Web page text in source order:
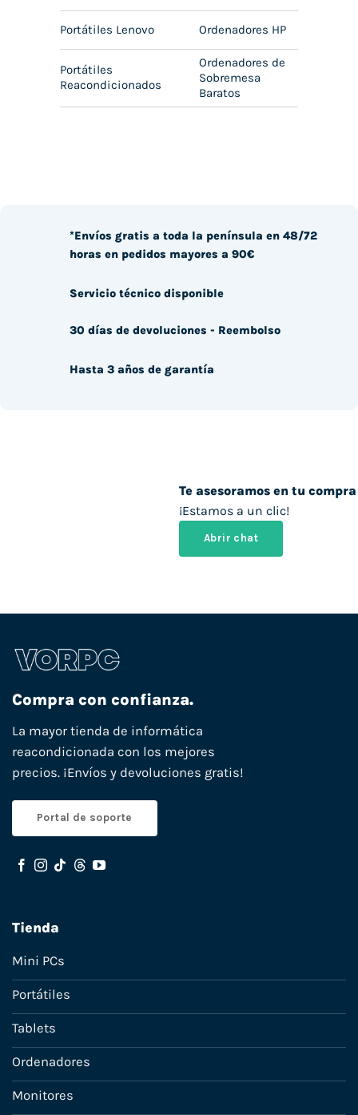
Portátiles Lenovo Ordenadores HP
Portátiles
Reacondicionados
Ordenadores de
Sobremesa
Baratos
Te asesoramos en tu compra
¡Estamos a un clic!
Abrir chat
*Envíos gratis a toda la península en 48/72
horas en pedidos mayores a 90€
Servicio técnico disponible
30 días de devoluciones - Reembolso
Hasta 3 años de garantía
Compra con confianza.
La mayor tienda de informática
reacondicionada con los mejores
precios. ¡Envíos y devoluciones gratis!
Portal de soporte
Tienda
Mini PCs
Portátiles
Tablets
Ordenadores
Monitores